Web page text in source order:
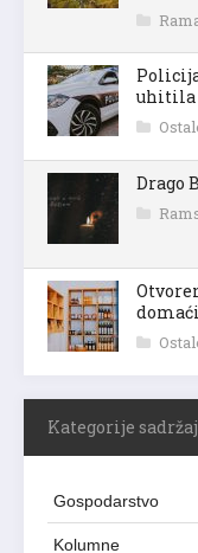
uhitila
Drago
Kategorije
Gospodarstvo
Kolumne